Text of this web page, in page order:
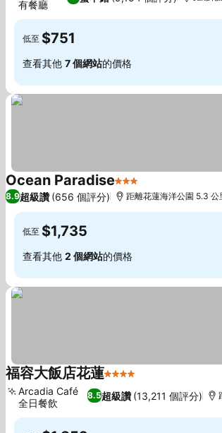
有餐廳
低至 $751
查看其他 7 個網站的價格
Ocean Paradise3 星級
8.9超級讚 (656 個評分) 距離花蓮海洋公園 5.3 公
低至 $1,735
查看其他 2 個網站的價格
福容大飯店花蓮4 星級
8.5超級讚 (13,211 個評分)
Arcadia Café
全日餐飲